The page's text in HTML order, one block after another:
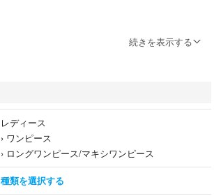
続きを表示する
レディース
› ワンピース
› ロングワンピース/マキシワンピース
種類を選択する